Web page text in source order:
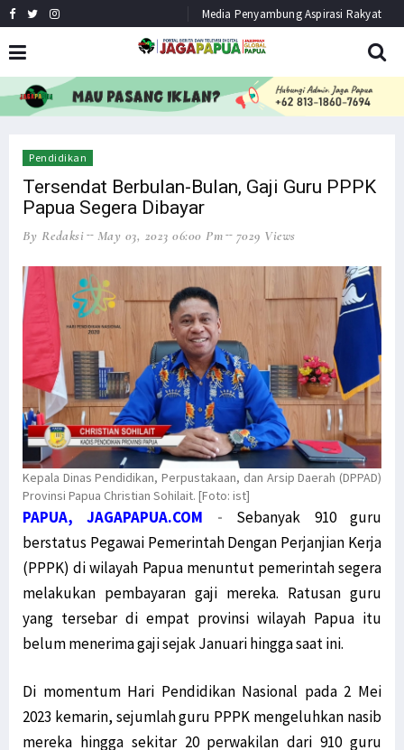
Media Penyambung Aspirasi Rakyat
HEADLINENEWS
Pendidikan
Tersendat Berbulan-Bulan, Gaji Guru PPPK
Papua Segera Dibayar
By Redaksi May 03, 2023 06:00 Pm 7029 Views
Kepala Dinas Pendidikan, Perpustakaan, dan Arsip Daerah (DPPAD)
Provinsi Papua Christian Sohilait. [Foto: ist]
PAPUA, JAGAPAPUA.COM - Sebanyak 910 guru
berstatus Pegawai Pemerintah Dengan Perjanjian Kerja
(PPPK) di wilayah Papua menuntut pemerintah segera
melakukan pembayaran gaji mereka. Ratusan guru
yang tersebar di empat provinsi wilayah Papua itu
belum menerima gaji sejak Januari hingga saat ini.
Di momentum Hari Pendidikan Nasional pada 2 Mei
2023 kemarin, sejumlah guru PPPK mengeluhkan nasib
mereka hingga sekitar 20 perwakilan dari 910 guru